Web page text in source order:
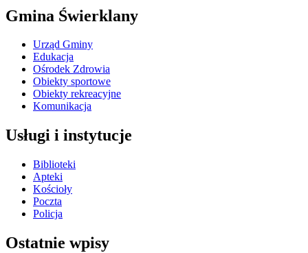
Gmina Świerklany
Urząd Gminy
Edukacja
Ośrodek Zdrowia
Obiekty sportowe
Obiekty rekreacyjne
Komunikacja
Usługi i instytucje
Biblioteki
Apteki
Kościoły
Poczta
Policja
Ostatnie wpisy